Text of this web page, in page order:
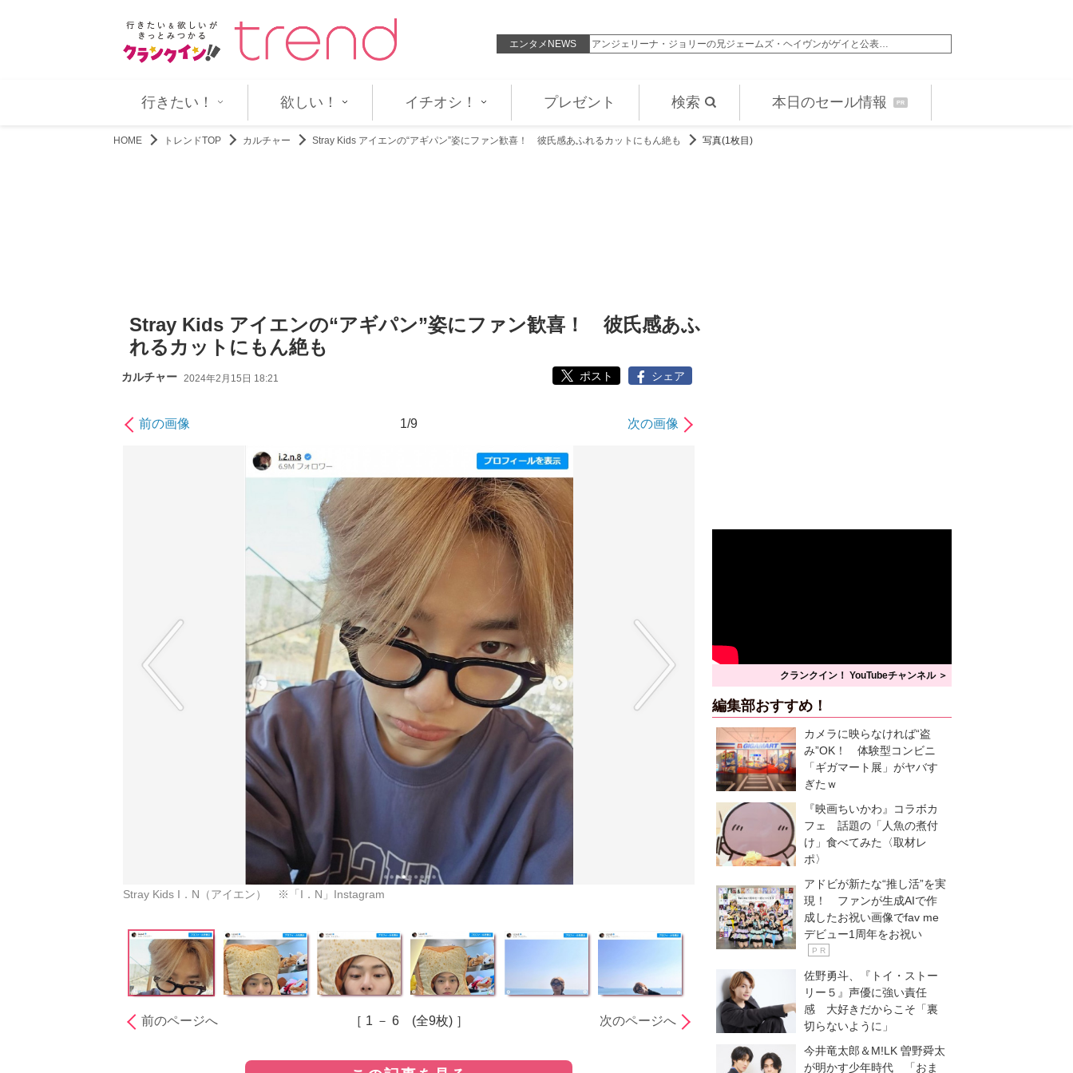
エンタメNEWS
アントニオ・バンデラス、2014年に離婚した元妻メラニー・グリフ… アンジェリーナ・ジョリーの兄ジェームズ・ヘイヴンがゲイと公表…
行きたい！ 欲しい！ イチオシ！ プレゼント 検索 本日のセール情報 PR
HOME トレンドTOP カルチャー Stray Kids アイエンの“アギパン”姿にファン歓喜！ 彼氏感あふれるカットにもん絶も 写真(1枚目)
Stray Kids アイエンの“アギパン”姿にファン歓喜！ 彼氏感あふ
れるカットにもん絶も
カルチャー 2024年2月15日 18:21 ポスト シェア
前の画像 1/9 次の画像
Stray Kids I．N（アイエン） ※「I．N」Instagram
前のページへ ［ 1 － 6 (全9枚) ］ 次のページへ
クランクイン！ YouTubeチャンネル ＞
編集部おすすめ！
カメラに映らなければ“盗
み”OK！ 体験型コンビニ
「ギガマート展」がヤバす
ぎたｗ
『映画ちいかわ』コラボカ
フェ 話題の「人魚の煮付
け」食べてみた〈取材レ
ポ〉
アドビが新たな“推し活”を実
現！ ファンが生成AIで作
成したお祝い画像でfav me
デビュー1周年をお祝い
P R
佐野勇斗、『トイ・ストー
リー５』声優に強い責任
感 大好きだからこそ「裏
切らないように」
今井竜太郎＆M!LK 曽野舜太
が明かす少年時代 「おま